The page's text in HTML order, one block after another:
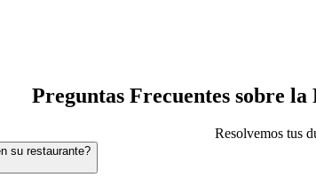
Preguntas Frecuentes sobre
Resolvemos tus
su restaurante?